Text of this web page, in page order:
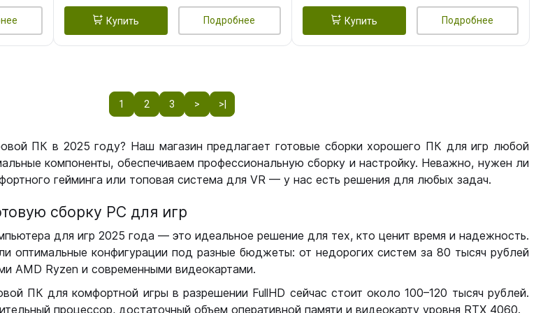
Купить Подробнее Купить Подробнее
1 2 3 > >|
ПК в 2025 году? Наш магазин предлагает готовые сборки хорошего ПК для игр любой
компоненты, обеспечиваем профессиональную сборку и настройку. Неважно, нужен ли
гейминга или топовая система для VR — у нас есть решения для любых задач.
сборку РС для игр
для игр 2025 года — это идеальное решение для тех, кто ценит время и надежность.
оптимальные конфигурации под разные бюджеты: от недорогих систем за 80 тысяч рублей
AMD Ryzen и современными видеокартами.
ПК для комфортной игры в разрешении FullHD сейчас стоит около 100–120 тысяч рублей.
процессор, достаточный объем оперативной памяти и видеокарту уровня RTX 4060.